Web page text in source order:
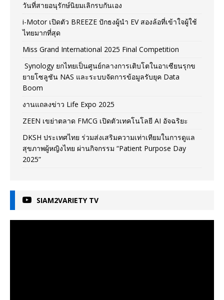
วันที่สายอนุรักษ์นิยมเลิกรบกันเอง
i-Motor เปิดตัว BREEZE ปักธงผู้นำ EV สองล้อที่เข้าใจผู้ใช้
ไทยมากที่สุด
Miss Grand International 2025 Final Competition
Synology ยกไทยเป็นศูนย์กลางการเติบโตในอาเซียนรุกข
ยายโซลูชัน NAS และระบบจัดการข้อมูลรับยุค Data
Boom
งานแถลงข่าว Life Expo 2025
ZEEN เขย่าตลาด FMCG เปิดตัวเทคโนโลยี AI อัจฉริยะ
DKSH ประเทศไทย ร่วมส่งเสริมความเท่าเทียมในการดูแล
สุขภาพผู้หญิงไทย ผ่านกิจกรรม “Patient Purpose Day
2025”
SIAM2VARIETY TV